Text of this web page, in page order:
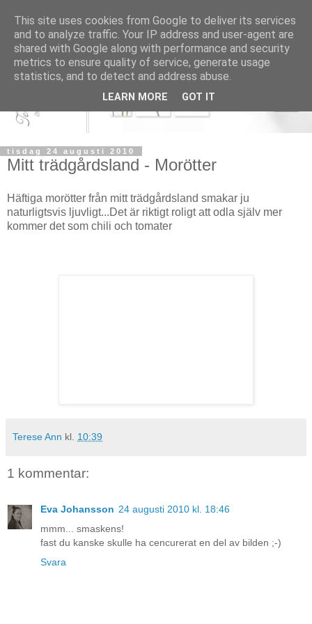
tisdag 24 augusti 2010
Mitt trädgårdsland - Morötter
Häftiga morötter från mitt trädgårdsland smakar ju
naturligtsvis ljuvligt...Det är riktigt roligt att odla själv mer
kommer det som chili och tomater
Terese Ann kl. 10:39
1 kommentar:
Eva Johansson 24 augusti 2010 kl. 18:46
mmm... smaskens!
fast du kanske skulle ha cencurerat en del av bilden ;-)
Svara
This site uses cookies from Google to deliver its services
and to analyze traffic. Your IP address and user-agent are
shared with Google along with performance and security
metrics to ensure quality of service, generate usage
statistics, and to detect and address abuse.
LEARN MORE GOT IT